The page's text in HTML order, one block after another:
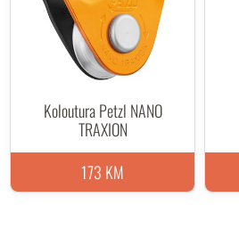
Koloutura Petzl NANO
TRAXION
173 KM